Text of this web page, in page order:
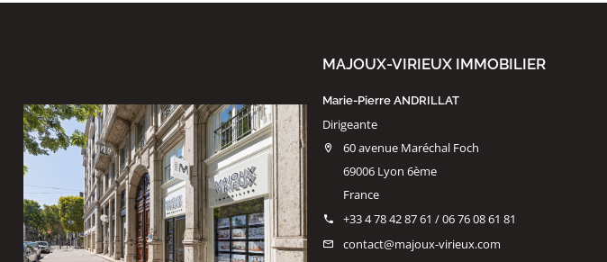
MAJOUX-VIRIEUX IMMOBILIER
Marie-Pierre ANDRILLAT
Dirigeante
60 avenue Maréchal Foch
69006 Lyon 6ème
France
+33 4 78 42 87 61 / 06 76 08 61 81
contact@majoux-virieux.com